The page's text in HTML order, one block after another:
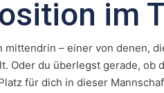
im
– einer von denen,
Oder du überlegst gerade, ob
für dich in dieser